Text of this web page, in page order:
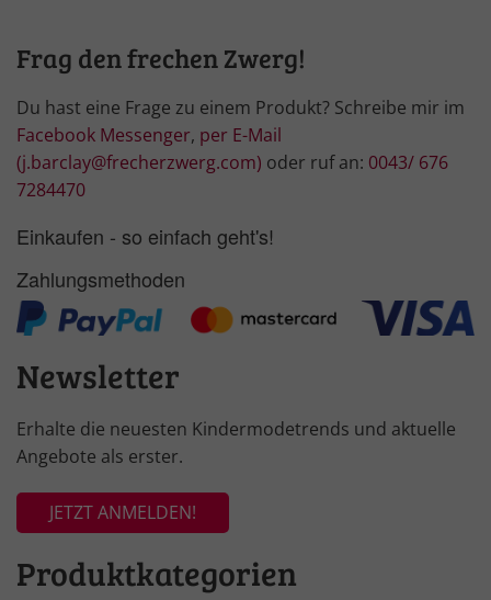
Frag den frechen Zwerg!
Du hast eine Frage zu einem Produkt? Schreibe mir im
Facebook Messenger, per E-Mail
(j.barclay@frecherzwerg.com) oder ruf an: 0043/ 676
7284470
Einkaufen - so einfach geht's!
Zahlungsmethoden
Newsletter
Erhalte die neuesten Kindermodetrends und aktuelle
Angebote als erster.
JETZT ANMELDEN!
Produktkategorien